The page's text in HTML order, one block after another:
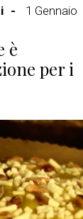
1 Gennaio
è
per i